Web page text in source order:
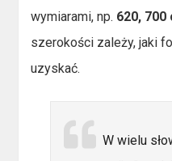
wymiarami, np. 620, 700
szerokości zależy, jaki
uzyskać.
W wielu